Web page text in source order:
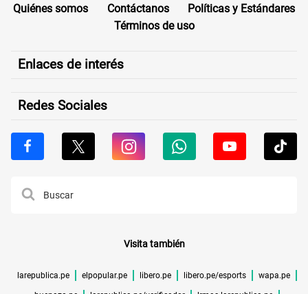
Quiénes somos Contáctanos
Políticas y Estándares
Términos de uso
Enlaces de interés
Redes Sociales
Visita también
larepublica.pe elpopular.pe libero.pe libero.pe/esports wapa.pe